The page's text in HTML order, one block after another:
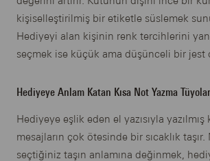
kişiselleştirilmiş bir etiketle süslemek
Hediyeyi alan kişinin renk tercihlerini
seçmek ise küçük ama düşünceli bir jest
Hediyeye Anlam Katan Kısa Not Yazma
Hediyeye eşlik eden el yazısıyla
mesajların çok ötesinde bir sıcaklık
seçtiğiniz taşın anlamına değinmek,